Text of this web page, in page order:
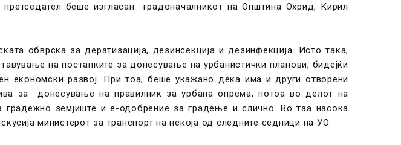
беше изгласан градоначалникот на Општина Охрид, Кирил
обврска за дератизација, дезинсекција и дезинфекција. Исто така,
на постапките за донесување на урбанистички планови, бидејќи
економски развој. При тоа, беше укажано дека има и други отворени
за донесување на правилник за урбана опрема, потоа во делот на
земјиште и е-одобрение за градење и слично. Во таа насока
министерот за транспорт на некоја од следните седници на УО.